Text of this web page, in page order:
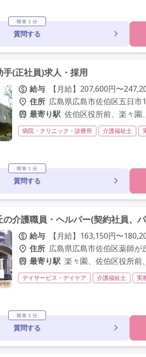
簡単１分
質問する
(正社員)求人・採用
給与
【月給】207,600円〜
住所 広島県広島市佐伯区五日市
最寄り駅 佐伯区役所前、楽々園
病院・クリニック・診療所 介護福祉士
駅近
簡単１分
質問する
の介護職員・ヘルパー(契約社員、
給与
【月給】163,150円〜
住所 広島県広島市佐伯区薬師が
最寄り駅 楽々園、佐伯区役所前
デイサービス・デイケア 介護福祉士 実
簡単１分
質問する